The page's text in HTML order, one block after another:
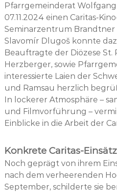
Pfarrgemeinderat
07.11.2024 einen Caritas-
Seminarzentrum Brandtner
Slavomír Dlugoš konnte
Beauftragte der Diözese St.
Herzberger, sowie
interessierte Laien der
und Ramsau herzlich
In lockerer Atmosphäre –
und Filmvorführung –
Einblicke in die Arbeit der
Konkrete Caritas-
Noch geprägt von ihrem
nach dem verheerenden
September, schilderte sie